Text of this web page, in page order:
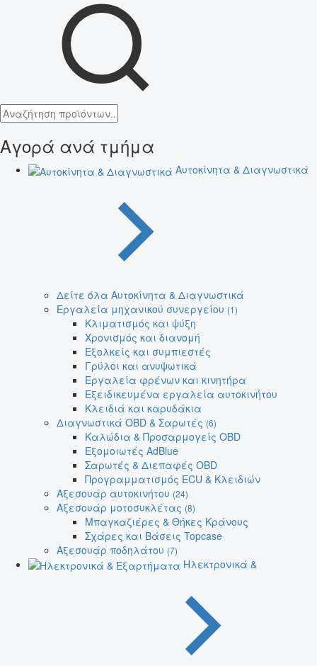
Αγορά ανά τμήμα
Αυτοκίνητα & Διαγνωστικά
Δείτε όλα Αυτοκίνητα & Διαγνωστικά
Εργαλεία μηχανικού συνεργείου (1)
Κλιματισμός και ψύξη
Χρονισμός και διανομή
Εξολκείς και συμπιεστές
Γρύλοι και ανυψωτικά
Εργαλεία φρένων και κινητήρα
Εξειδικευμένα εργαλεία αυτοκινήτου
Κλειδιά και καρυδάκια
Διαγνωστικά OBD & Σαρωτές (6)
Καλώδια & Προσαρμογείς OBD
Εξομοιωτές AdBlue
Σαρωτές & Διεπαφές OBD
Προγραμματισμός ECU & Κλειδιών
Αξεσουάρ αυτοκινήτου (24)
Αξεσουάρ μοτοσυκλέτας (8)
Μπαγκαζιέρες & Θήκες Κράνους
Σχάρες και Βάσεις Topcase
Αξεσουάρ ποδηλάτου (7)
Ηλεκτρονικά &